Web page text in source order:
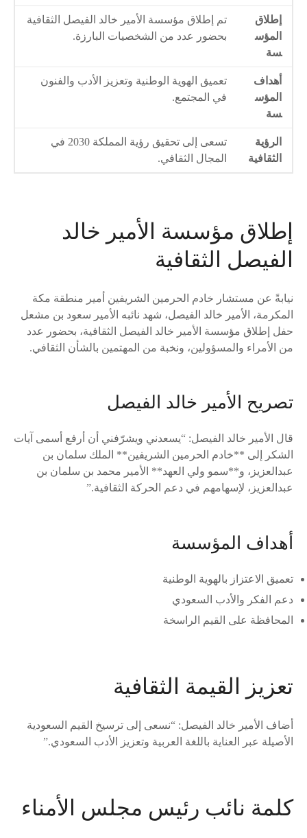
إطلاق
المؤس
سة
تم إطلاق مؤسسة الأمير خالد الفيصل الثقافية
بحضور عدد من الشخصيات البارزة.
أهداف
المؤس
سة
تعميق الهوية الوطنية وتعزيز الأدب والفنون
في المجتمع.
الرؤية
الثقافية
تسعى إلى تحقيق رؤية المملكة 2030 في
المجال الثقافي.
إطلاق مؤسسة الأمير خالد
الفيصل الثقافية
نيابةً عن مستشار خادم الحرمين الشريفين أمير منطقة مكة
المكرمة، الأمير خالد الفيصل، شهد نائبه الأمير سعود بن مشعل
حفل إطلاق مؤسسة الأمير خالد الفيصل الثقافية، بحضور عدد
من الأمراء والمسؤولين، ونخبة من المهتمين بالشأن الثقافي.
تصريح الأمير خالد الفيصل
قال الأمير خالد الفيصل: “يسعدني ويشرّفني أن أرفع أسمى آيات
الشكر إلى **خادم الحرمين الشريفين** الملك سلمان بن
عبدالعزيز، و**سمو ولي العهد** الأمير محمد بن سلمان بن
عبدالعزيز، لإسهامهم في دعم الحركة الثقافية.”
أهداف المؤسسة
تعميق الاعتزاز بالهوية الوطنية
دعم الفكر والأدب السعودي
المحافظة على القيم الراسخة
تعزيز القيمة الثقافية
أضاف الأمير خالد الفيصل: “نسعى إلى ترسيخ القيم السعودية
الأصيلة عبر العناية باللغة العربية وتعزيز الأدب السعودي.”
كلمة نائب رئيس مجلس الأمناء